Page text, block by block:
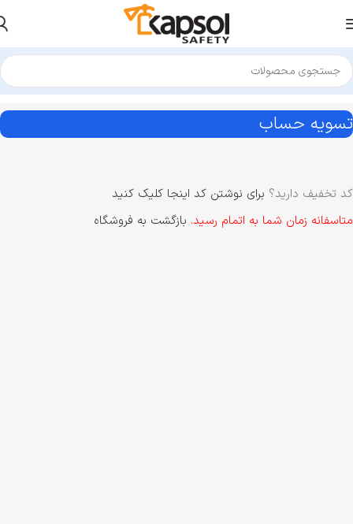
تسویه حساب
کد تخفیف دارید؟ برای نوشتن کد اینجا کلیک کنید
متاسفانه زمان شما به اتمام رسید. بازگشت به فروشگاه